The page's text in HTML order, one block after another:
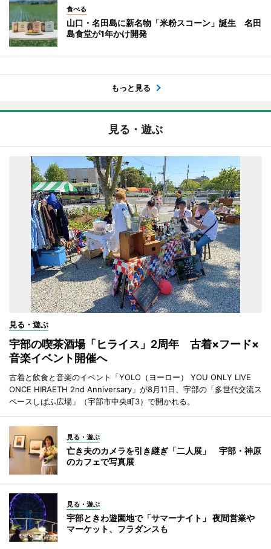
食べる
山口・名田島に新名物「米粉スコーン」誕生 名田
島食堂が1年かけ開発
もっと見る
見る・遊ぶ
見る・遊ぶ
宇部の喫茶酒場「ヒライス」2周年 古着×フード×
音楽イベント開催へ
古着と飲食と音楽のイベント「YOLO（ヨーロー） YOU ONLY LIVE
ONCE HIRAETH 2nd Anniversary」が8月11日、宇部の「多世代交流ス
ペースしばふ広場」（宇部市中央町3）で開かれる。
見る・遊ぶ
亡き夫のカメラを引き継ぎ「二人展」 宇部・神原
のカフェで写真展
見る・遊ぶ
宇部ときわ遊園地で「サマーナイト」 夜間営業や
マーケット、フラダンスも